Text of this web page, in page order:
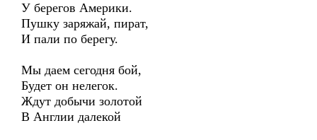
У берегов Америки.
Пушку заряжай, пират,
И пали по берегу.
Мы даем сегодня бой,
Будет он нелегок.
Ждут добычи золотой
В Англии далекой